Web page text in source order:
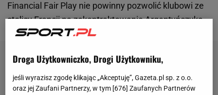
Financial Fair Play nie powinny pozwolić klubowi ze
stolicy Francji na zakontraktowanie Argentyńczyka.
Droga Użytkowniczko, Drogi Użytkowniku,
jeśli wyrazisz zgodę klikając „Akceptuję”, Gazeta.pl sp. z o.o.
oraz jej Zaufani Partnerzy, w tym [676] Zaufanych Partnerów